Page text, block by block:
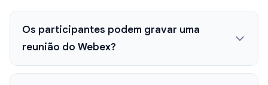
Os participantes podem gravar uma
reunião do Webex?